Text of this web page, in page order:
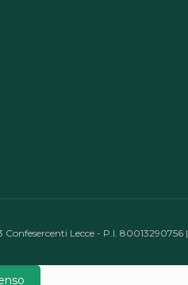
Confesercenti Lecce - P.I. 80013290756 |